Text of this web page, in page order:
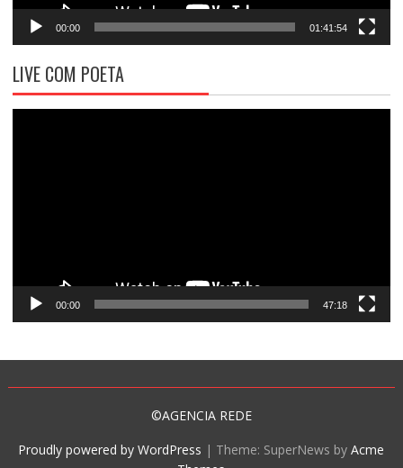
00:00 01:41:54
LIVE COM POETA
00:00 47:18
©AGENCIA REDE
Proudly powered by WordPress | Theme: SuperNews byAcme